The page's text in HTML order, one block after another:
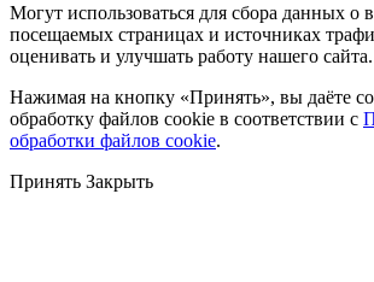
Могут использоваться для сбора данных о
посещаемых страницах и источниках
оценивать и улучшать работу нашего сайта.
Нажимая на кнопку «Принять», вы даёте
обработку файлов cookie в соответствии с
обработки файлов cookie.
Принять Закрыть